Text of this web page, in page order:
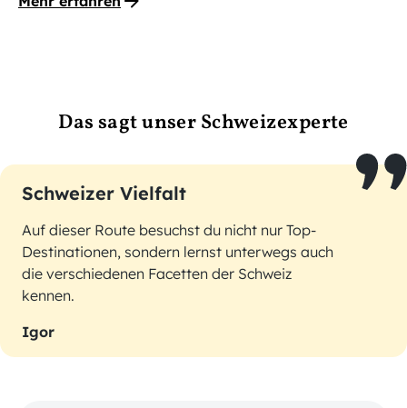
Das sagt unser Schweizexperte
Schweizer Vielfalt
Auf dieser Route besuchst du nicht nur Top-
Destinationen, sondern lernst unterwegs auch
die verschiedenen Facetten der Schweiz
kennen.
Igor